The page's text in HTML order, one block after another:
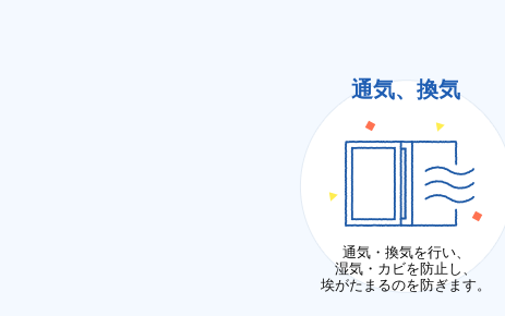
通気、換気
通気・換気を行い、
湿気・カビを防止し、
埃がたまるのを防ぎます。